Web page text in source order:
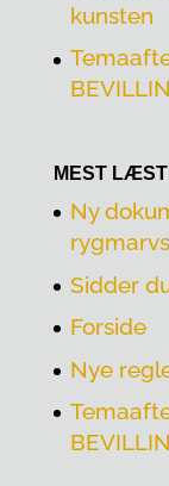
kunsten
MEST
Ny
Sidder
Forside
Nye